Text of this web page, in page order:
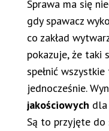
Sprawa ma się
gdy spawacz
co zakład
pokazuje, że taki
spełnić
jednocześnie.
jakościowych dla
Są to przyjęte do